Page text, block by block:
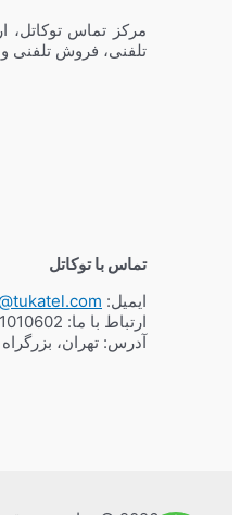
مرکز تماس توکاتل،
تلفنی، فروش تلفنی
تماس با توکاتل
ایمیل:
ارتباط با ما:
آدرس: تهران،